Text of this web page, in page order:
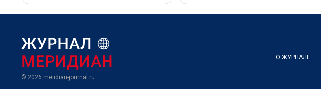
© 2026 meridian-journal.ru
О ЖУРНАЛЕ